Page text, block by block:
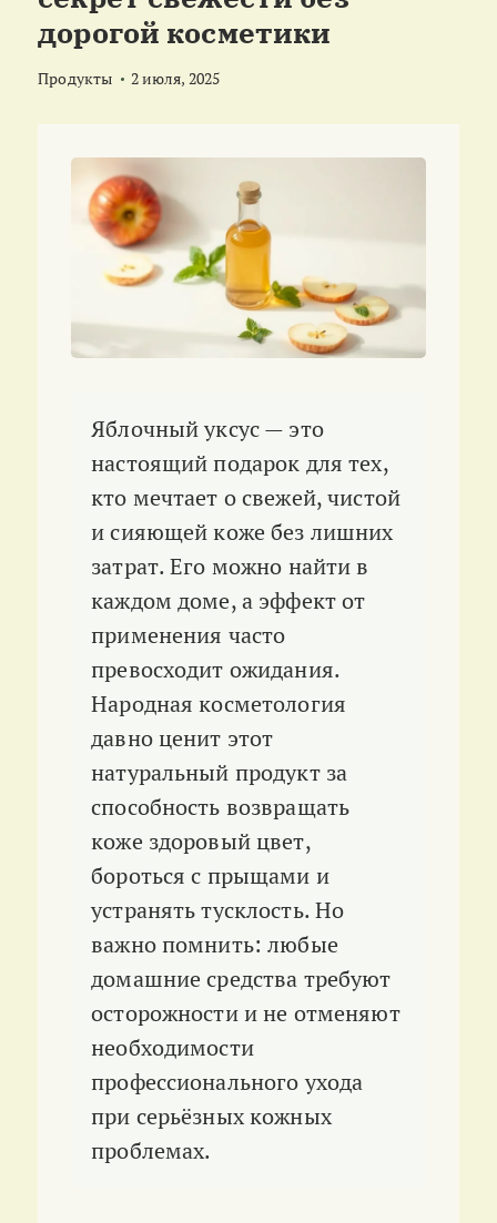
дорогой косметики
Продукты 2 июля, 2025
Яблочный уксус — это
настоящий подарок для тех,
кто мечтает о свежей, чистой
и сияющей коже без лишних
затрат. Его можно найти в
каждом доме, а эффект от
применения часто
превосходит ожидания.
Народная косметология
давно ценит этот
натуральный продукт за
способность возвращать
коже здоровый цвет,
бороться с прыщами и
устранять тусклость. Но
важно помнить: любые
домашние средства требуют
осторожности и не отменяют
необходимости
профессионального ухода
при серьёзных кожных
проблемах.